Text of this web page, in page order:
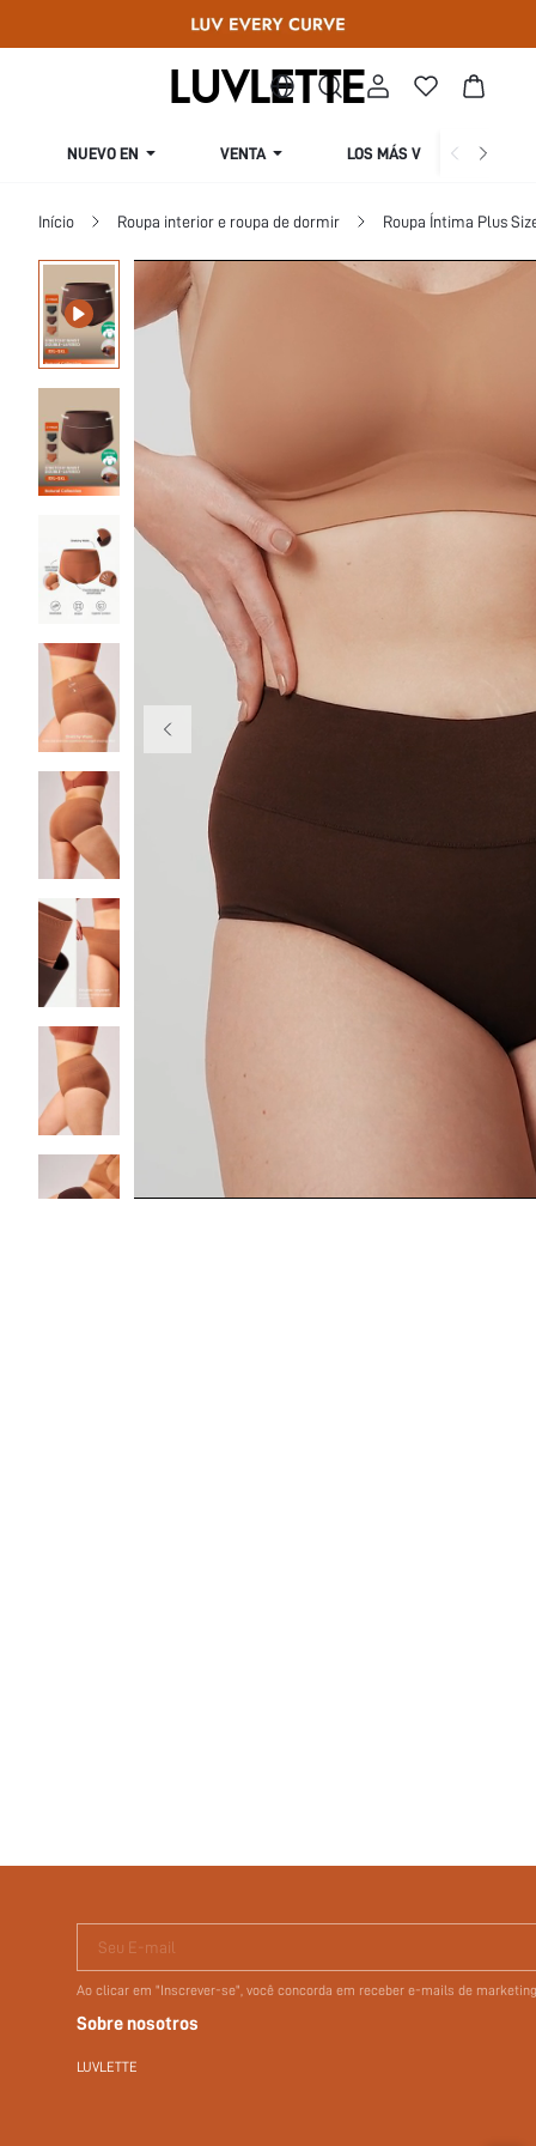
NUEVO EN VENTA LOS MÁS VENDIDOS
Início Roupa interior e roupa de dormir Roupa Íntima Plus
Seu E-mail
Ao clicar em "Inscrever-se", você concorda em receber e-mails de
Sobre nosotros
LUVLETTE